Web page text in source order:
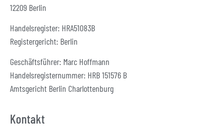
12209 Berlin
Handelsregister: HRA51083B
Registergericht: Berlin
Geschäftsführer: Marc Hoffmann
Handelsregisternummer: HRB 151576 B
Amtsgericht Berlin Charlottenburg
Kontakt